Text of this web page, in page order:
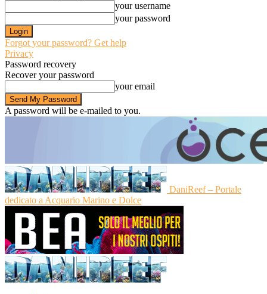
your username
your password
Forgot your password? Get help
Privacy
Password recovery
Recover your password
your email
A password will be e-mailed to you.
DaniReef – Portale
dedicato a Acquario Marino e Dolce